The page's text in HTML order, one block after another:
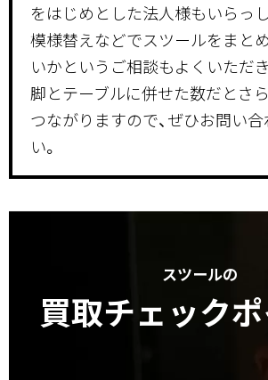
をはじめとした法人様もいらっ
模様替えなどでスツールをまと
いかというご相談もよくいただ
脚とテーブルに併せた数だとさ
つながりますので、ぜひお問い
い。
スツールの
買取チェック